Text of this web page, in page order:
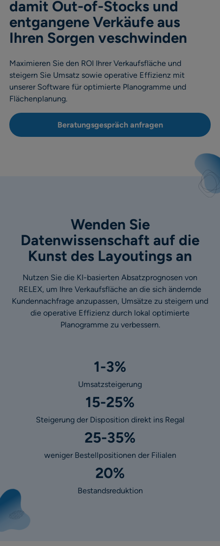
damit Out-of-Stocks und
entgangene Verkäufe aus
Ihren Sorgen veschwinden​
Maximieren Sie den ROI Ihrer Verkaufsfläche und
steigern Sie Umsatz sowie operative Effizienz mit
unserer Software für optimierte Planogramme und
Flächenplanung.
Beratungsgespräch anfragen
Wenden Sie
Datenwissenschaft auf die
Kunst des Layoutings an
Nutzen Sie die KI-basierten Absatzprognosen von
RELEX, um Ihre Verkaufsfläche an die sich ändernde
Kundennachfrage anzupassen, Umsätze zu steigern und
die operative Effizienz durch lokal optimierte
Planogramme zu verbessern.
1-3%
Umsatzsteigerung
15-25%
Steigerung der Disposition direkt ins Regal
25-35%
weniger Bestellpositionen der Filialen
20%
Bestandsreduktion